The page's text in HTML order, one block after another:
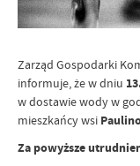
Zarząd Gospodarki
informuje, że w dniu
w dostawie wody w
mieszkańcy wsi
Za powyższe